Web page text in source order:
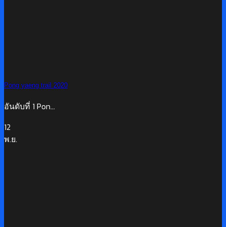
Pong yaeng trail 2020
อันดับที่ 1 Pon...
12
พ.ย.